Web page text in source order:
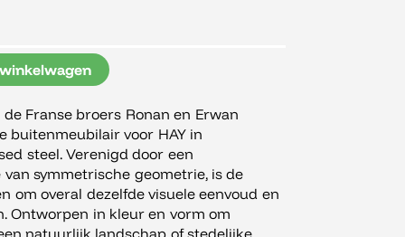
Franse broers Ronan en Erwan
buitenmeubilair voor HAY in
steel. Verenigd door een
symmetrische geometrie, is de
om overal dezelfde visuele eenvoud en
Ontworpen in kleur en vorm om
natuurlijk landschap of stedelijke